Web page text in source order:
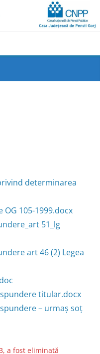
determinarea
105-1999.docx
51_lg
art 46 (2) Legea
titular.docx
– urmaș soț
a fost eliminată